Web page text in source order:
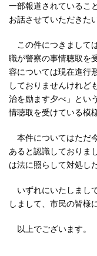
一部報道されているこ
お話させていただきた
この件につきまして
職が警察の事情聴取を
容については現在進行
しておりませんけれど
治を励ます夕べ」とい
情聴取を受けている模
本件についてはただ
あると認識しておりま
は法に照らして対処し
いずれにいたしまし
しまして、市民の皆様
以上でございます。